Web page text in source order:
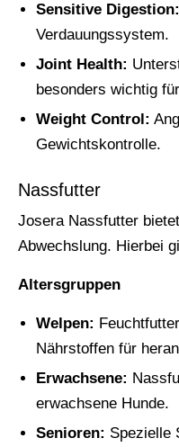
Sensitive Digestion:
Verdauungssystem.
Joint Health:
besonders wichtig
Weight Control:
Gewichtskontrolle.
Nassfutter
Josera Nassfutter
Abwechslung. Hierbei
Altersgruppen
Welpen:
Nährstoffen für
Erwachsene:
erwachsene Hunde.
Senioren: Spezielle